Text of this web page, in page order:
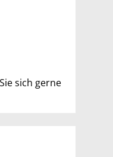
sich gerne